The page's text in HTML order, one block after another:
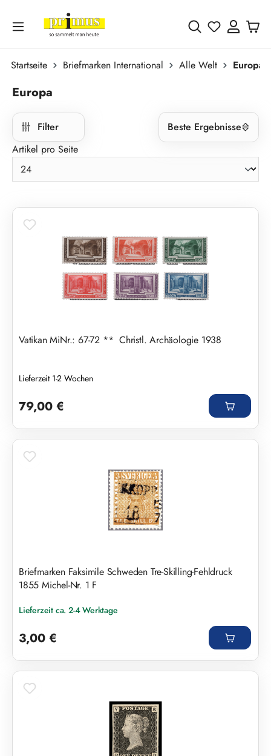
Zum Hauptinhalt springen
Du hast 0
Startseite Briefmarken International Alle Welt Europa
Europa
Filter
Beste Ergebnisse
Artikel pro Seite
Vatikan MiNr.: 67-72 ** Christl. Archäologie 1938
Lieferzeit 1-2 Wochen
79,00 €
Briefmarken Faksimile Schweden Tre-Skilling-Fehldruck
1855 Michel-Nr. 1 F
Lieferzeit ca. 2-4 Werktage
3,00 €